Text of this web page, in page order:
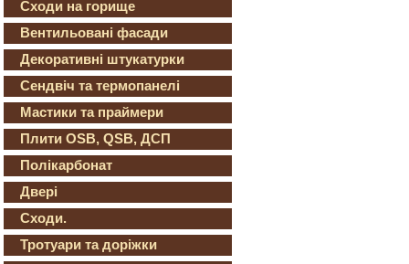
Сходи на горище
Вентильовані фасади
Декоративні штукатурки
Сендвіч та термопанелі
Мастики та праймери
Плити OSB, QSB, ДСП
Полікарбонат
Двері
Сходи.
Тротуари та доріжки